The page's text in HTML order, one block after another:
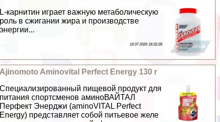
L-карнитин играет важную метаболическую
роль в сжигании жира и производстве
энергии...
18 07 2026 18:32:28
Ajinomoto Aminovital Perfect Energy 130 г
Специализированный пищевой продукт для
питания спортсменов аминоВАЙТАЛ
Перфект Энерджи (aminoVITAL Perfect
Energy) представляет собой питьевое желе